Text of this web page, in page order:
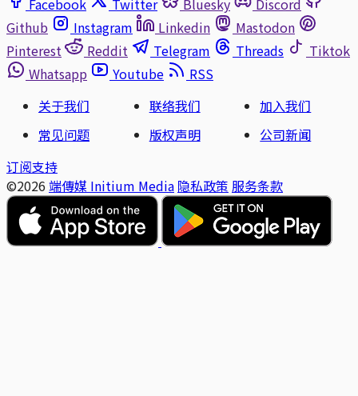
Facebook
Twitter Bluesky
Discord
Github
Instagram Linkedin
Mastodon
Pinterest
Reddit Telegram Threads
Tiktok
Whatsapp
Youtube
RSS
关于我们
联络我们
加入我们
常见问题
版权声明
公司新闻
订阅支持
©2026 端傳媒 Initium Media 隐私政策 服务条款